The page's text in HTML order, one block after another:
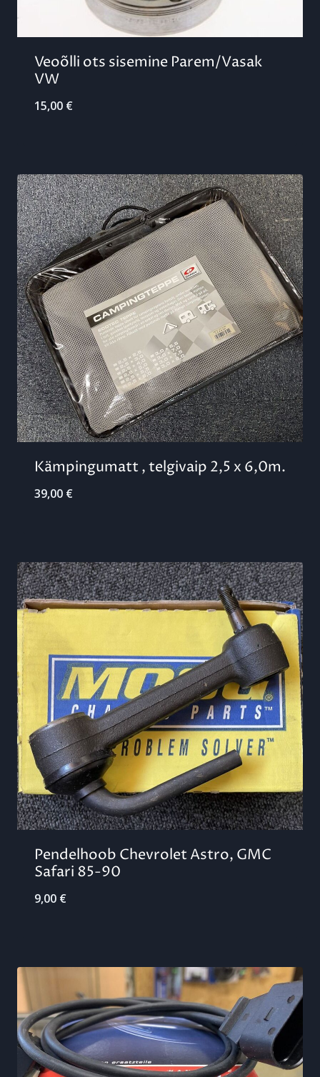
Veoõlli ots sisemine Parem/Vasak
VW
15,00 €
Kämpingumatt , telgivaip 2,5 x 6,0m.
39,00 €
Pendelhoob Chevrolet Astro, GMC
Safari 85-90
9,00 €